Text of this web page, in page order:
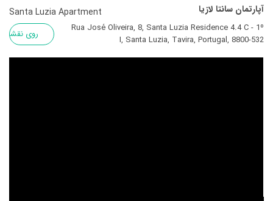
آپارتمان سانتا لازیا Santa Luzia Apartment
Rua José Oliveira, 8, Santa Luzia Residence 4.4 C - 1º
I, Santa Luzia, Tavira, Portugal, 8800-532
روی نقشه